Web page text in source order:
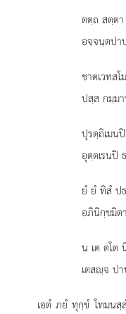
ตตฺถ สตฺต
อจฺจนฺตปา
ชาตเวทส
ปสฺส กมฺม
ปุรตฺถิเมน
อุตฺตเรนปิ
ยํ ยํ ทิสํ ป
อภินิกฺขมิต
น เต ตโต
เตสฺจ ป
เอตํ ภยํ ทุกฺขํ โทมน